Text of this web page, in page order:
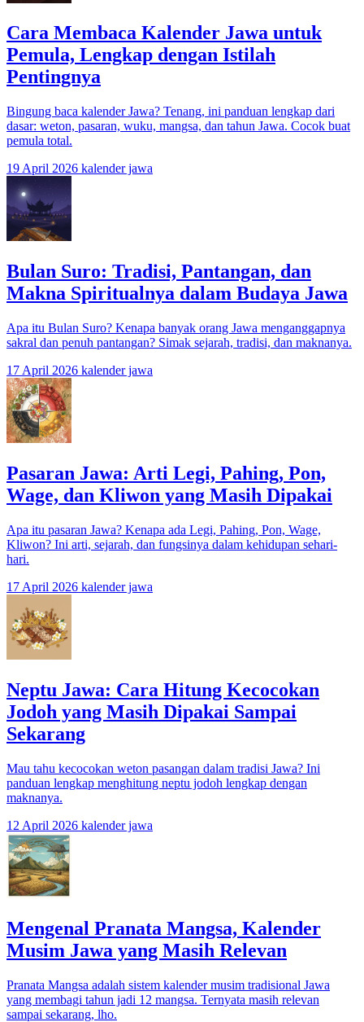
Cara Membaca Kalender Jawa untuk
Pemula, Lengkap dengan Istilah
Pentingnya
Bingung baca kalender Jawa? Tenang, ini panduan lengkap dari
dasar: weton, pasaran, wuku, mangsa, dan tahun Jawa. Cocok buat
pemula total.
19 April 2026 kalender jawa
Bulan Suro: Tradisi, Pantangan, dan
Makna Spiritualnya dalam Budaya Jawa
Apa itu Bulan Suro? Kenapa banyak orang Jawa menganggapnya
sakral dan penuh pantangan? Simak sejarah, tradisi, dan maknanya.
17 April 2026 kalender jawa
Pasaran Jawa: Arti Legi, Pahing, Pon,
Wage, dan Kliwon yang Masih Dipakai
Apa itu pasaran Jawa? Kenapa ada Legi, Pahing, Pon, Wage,
Kliwon? Ini arti, sejarah, dan fungsinya dalam kehidupan sehari-
hari.
17 April 2026 kalender jawa
Neptu Jawa: Cara Hitung Kecocokan
Jodoh yang Masih Dipakai Sampai
Sekarang
Mau tahu kecocokan weton pasangan dalam tradisi Jawa? Ini
panduan lengkap menghitung neptu jodoh lengkap dengan
maknanya.
12 April 2026 kalender jawa
Mengenal Pranata Mangsa, Kalender
Musim Jawa yang Masih Relevan
Pranata Mangsa adalah sistem kalender musim tradisional Jawa
yang membagi tahun jadi 12 mangsa. Ternyata masih relevan
sampai sekarang, lho.